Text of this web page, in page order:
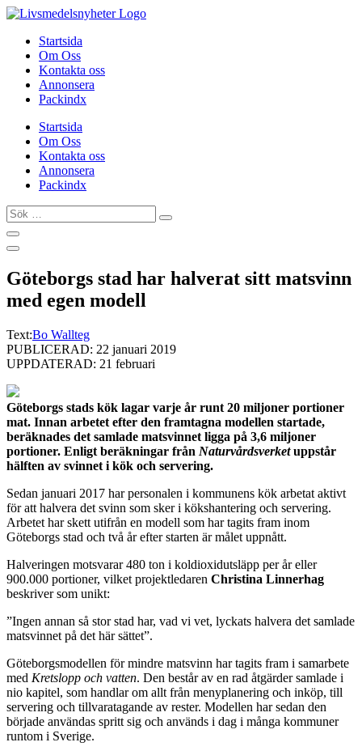
Hoppa
innehållStartsida
Om Oss
Kontakta oss
Annonsera
Packindx
Startsida
Om Oss
Kontakta oss
Annonsera
Packindx
Sök
…
Göteborgs stad har halverat sitt matsvinn
med egen modell
Text:Bo Wallteg
PUBLICERAD: 22 januari 2019
UPPDATERAD: 21 februari
Göteborgs stads kök lagar varje år runt 20 miljoner portioner
mat. Innan arbetet efter den framtagna modellen startade,
beräknades det samlade matsvinnet ligga på 3,6 miljoner
portioner. Enligt beräkningar från Naturvårdsverketuppstår
hälften av svinnet i kök och servering.
Sedan januari 2017 har personalen i kommunens kök arbetat aktivt
för att halvera det svinn som sker i kökshantering och servering.
Arbetet har skett utifrån en modell som har tagits fram inom
Göteborgs stad och två år efter starten är målet uppnått.
Halveringen motsvarar 480 ton i koldioxidutsläpp per år eller
900.000 portioner, vilket projektledaren Christina Linnerhag
beskriver som unikt:
”Ingen annan så stor stad har, vad vi vet, lyckats halvera det samlade
matsvinnet på det här sättet”.
Göteborgsmodellen för mindre matsvinn har tagits fram i samarbete
med Kretslopp och vatten. Den består av en rad åtgärder samlade i
nio kapitel, som handlar om allt från menyplanering och inköp, till
servering och tillvaratagande av rester. Modellen har sedan den
började användas spritt sig och används i dag i många kommuner
runtom i Sverige.